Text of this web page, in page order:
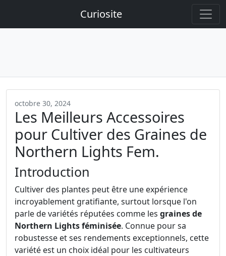
Curiosite
octobre 30, 2024
Les Meilleurs Accessoires
pour Cultiver des Graines de
Northern Lights Fem.
Introduction
Cultiver des plantes peut être une expérience
incroyablement gratifiante, surtout lorsque l'on
parle de variétés réputées comme les graines de
Northern Lights féminisée. Connue pour sa
robustesse et ses rendements exceptionnels, cette
variété est un choix idéal pour les cultivateurs